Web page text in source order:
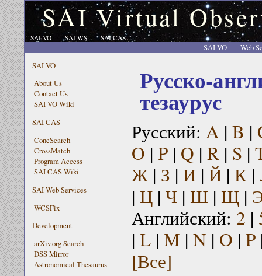
SAI Virtual
SAI VO SAI WS SAI CAS
SAI VO
Web
SAI VO
About Us
Contact Us
SAI VO Wiki
SAI CAS
ConeSearch
CrossMatch
Program Access
SAI CAS Wiki
SAI Web Services
WCSFix
Development
arXiv.org Search
DSS Mirror
Astronomical Thesaurus
Русско-
тезаурус
Русский: A | B |
O | P| Q | R| S |
Ж| З | И| Й| К|
| Ц| Ч| Ш| Щ|
Английский: 2 |
| L| M | N | O | P
[Все]